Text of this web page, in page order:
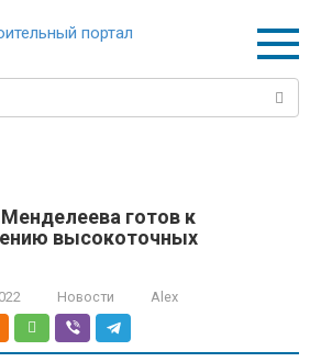
готов к
высокоточных
Новости Alex